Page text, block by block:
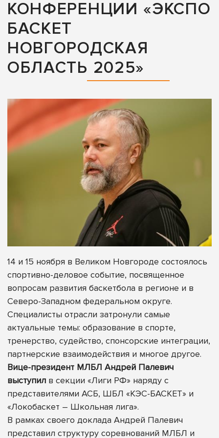
КОНФЕРЕНЦИИ «ЭКСПО
БАСКЕТ
НОВГОРОДСКАЯ
ОБЛАСТЬ 2025»
14 и 15 ноября в Великом Новгороде состоялось
спортивно-деловое событие, посвященное
вопросам развития баскетбола в регионе и в
Северо-Западном федеральном округе.
Специалисты отрасли затронули самые
актуальные темы: образование в спорте,
тренерство, судейство, спонсорские интеграции,
партнерские взаимодействия и многое другое.
Вице-президент МЛБЛ Андрей Палевич
выступил в секции «Лиги РФ» наряду с
представителями АСБ, ШБЛ «КЭС-БАСКЕТ» и
«Локобаскет – Школьная лига».
В рамках своего доклада Андрей Палевич
представил структуру соревнований МЛБЛ и